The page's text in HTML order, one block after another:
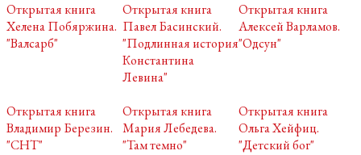
Открытая книга
Хелена Побяржина.
"Валсарб"
Открытая книга
Павел Басинский.
"Подлинная история
Константина
Левина"
Открытая книга
Алексей Варламов.
"Одсун"
Открытая книга
Владимир Березин.
"СНТ"
Открытая книга
Мария Лебедева.
"Там темно"
Открытая книга
Ольга Хейфиц.
"Детский бог"